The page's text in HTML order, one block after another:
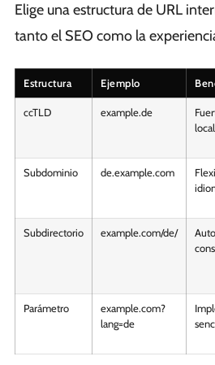
Elige una estructura de URL
tanto el SEO como la
Estructura Ejemplo
ccTLD example.de
local
Subdominio de.example.com
Subdirectorio example.com/de/
Parámetro
example.com?
lang=de